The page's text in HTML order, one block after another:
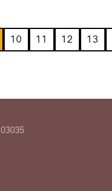
10 11 12 13
03035